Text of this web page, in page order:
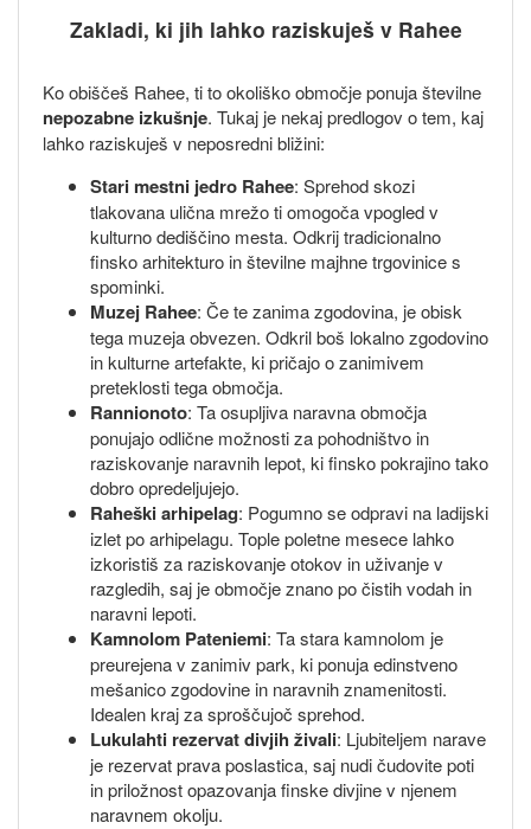
Zakladi, ki jih lahko raziskuješ v Rahee
Ko obiščeš Rahee, ti to okoliško območje ponuja številne
nepozabne izkušnje. Tukaj je nekaj predlogov o tem, kaj
lahko raziskuješ v neposredni bližini:
Stari mestni jedro Rahee: Sprehod skozi
tlakovana ulična mrežo ti omogoča vpogled v
kulturno dediščino mesta. Odkrij tradicionalno
finsko arhitekturo in številne majhne trgovinice s
spominki.
Muzej Rahee: Če te zanima zgodovina, je obisk
tega muzeja obvezen. Odkril boš lokalno zgodovino
in kulturne artefakte, ki pričajo o zanimivem
preteklosti tega območja.
Rannionoto: Ta osupljiva naravna območja
ponujajo odlične možnosti za pohodništvo in
raziskovanje naravnih lepot, ki finsko pokrajino tako
dobro opredeljujejo.
Raheški arhipelag: Pogumno se odpravi na ladijski
izlet po arhipelagu. Tople poletne mesece lahko
izkoristiš za raziskovanje otokov in uživanje v
razgledih, saj je območje znano po čistih vodah in
naravni lepoti.
Kamnolom Pateniemi: Ta stara kamnolom je
preurejena v zanimiv park, ki ponuja edinstveno
mešanico zgodovine in naravnih znamenitosti.
Idealen kraj za sproščujoč sprehod.
Lukulahti rezervat divjih živali: Ljubiteljem narave
je rezervat prava poslastica, saj nudi čudovite poti
in priložnost opazovanja finske divjine v njenem
naravnem okolju.